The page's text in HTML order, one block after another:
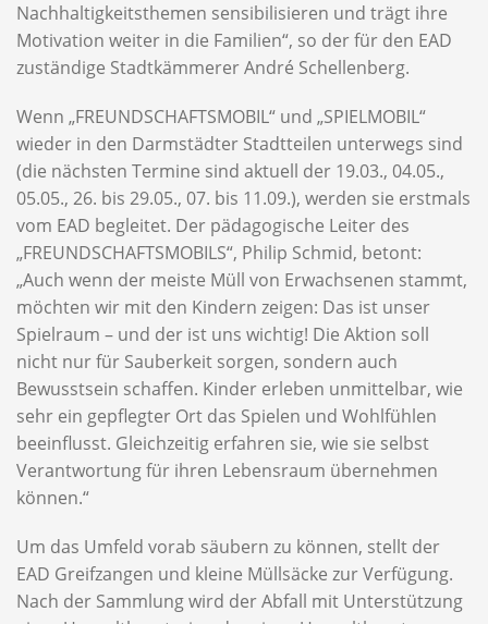
Nachhaltigkeitsthemen sensibilisieren und trägt ihre
Motivation weiter in die Familien“, so der für den EAD
zuständige Stadtkämmerer André Schellenberg.
Wenn „FREUNDSCHAFTSMOBIL“ und „SPIELMOBIL“
wieder in den Darmstädter Stadtteilen unterwegs sind
(die nächsten Termine sind aktuell der 19.03., 04.05.,
05.05., 26. bis 29.05., 07. bis 11.09.), werden sie erstmals
vom EAD begleitet. Der pädagogische Leiter des
„FREUNDSCHAFTSMOBILS“, Philip Schmid, betont:
„Auch wenn der meiste Müll von Erwachsenen stammt,
möchten wir mit den Kindern zeigen: Das ist unser
Spielraum – und der ist uns wichtig! Die Aktion soll
nicht nur für Sauberkeit sorgen, sondern auch
Bewusstsein schaffen. Kinder erleben unmittelbar, wie
sehr ein gepflegter Ort das Spielen und Wohlfühlen
beeinflusst. Gleichzeitig erfahren sie, wie sie selbst
Verantwortung für ihren Lebensraum übernehmen
können.“
Um das Umfeld vorab säubern zu können, stellt der
EAD Greifzangen und kleine Müllsäcke zur Verfügung.
Nach der Sammlung wird der Abfall mit Unterstützung